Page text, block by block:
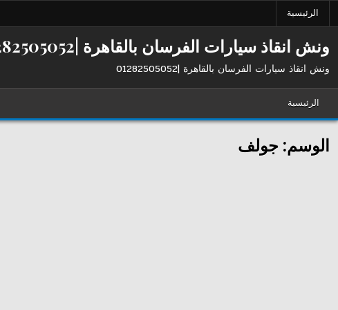
الرئيسية
ونش انقاذ سيارات الفرسان بالقاهرة |01282505052
ونش انقاذ سيارات الفرسان بالقاهرة |01282505052
الرئيسية
الوسم: جولف